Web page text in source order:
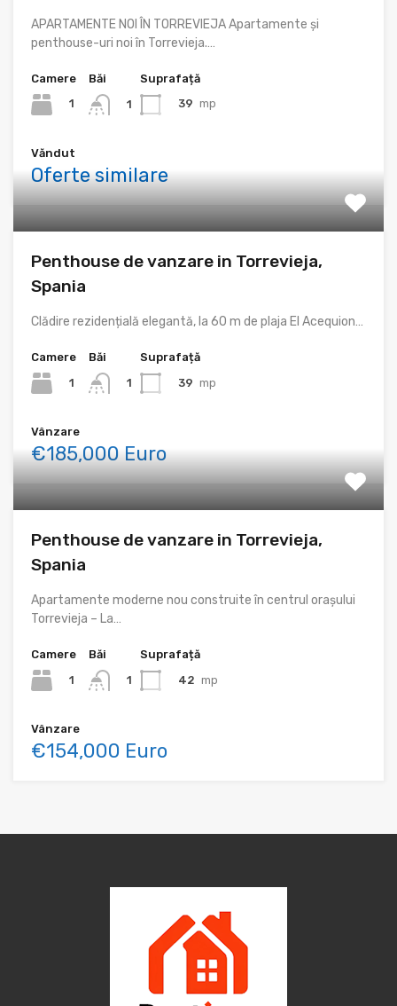
APARTAMENTE NOI ÎN TORREVIEJA Apartamente și
penthouse-uri noi în Torrevieja.…
Camere
1
Băi
1
Suprafață
39 mp
Văndut
Oferte similare
Penthouse de vanzare in Torrevieja,
Spania
Clădire rezidențială elegantă, la 60 m de plaja El Acequion…
Camere
1
Băi
1
Suprafață
39 mp
Vânzare
€185,000 Euro
Penthouse de vanzare in Torrevieja,
Spania
Apartamente moderne nou construite în centrul orașului
Torrevieja – La…
Camere
1
Băi
1
Suprafață
42 mp
Vânzare
€154,000 Euro